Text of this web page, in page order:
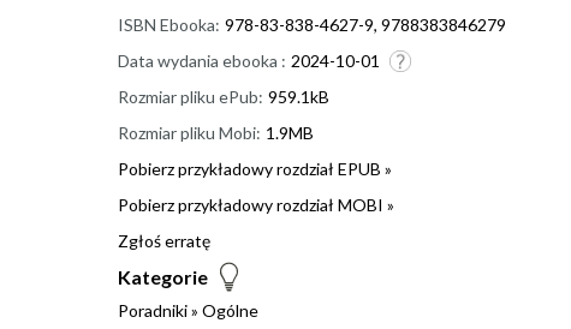
ISBN Ebooka: 978-83-838-4627-9, 9788383846279
Data wydania ebooka : 2024-10-01
Rozmiar pliku ePub: 959.1kB
Rozmiar pliku Mobi: 1.9MB
Pobierz przykładowy rozdział EPUB »
Pobierz przykładowy rozdział MOBI »
Zgłoś erratę
Kategorie
Poradniki» Ogólne